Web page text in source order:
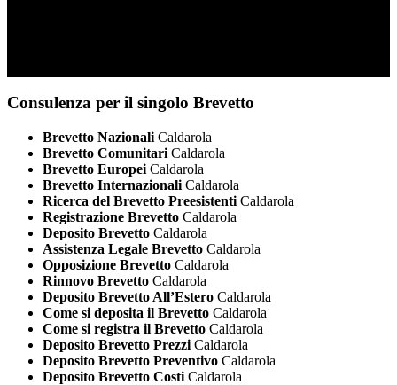
Consulenza per il singolo Brevetto
Brevetto Nazionali Caldarola
Brevetto Comunitari Caldarola
Brevetto Europei Caldarola
Brevetto Internazionali Caldarola
Ricerca del Brevetto Preesistenti Caldarola
Registrazione Brevetto Caldarola
Deposito Brevetto Caldarola
Assistenza Legale Brevetto Caldarola
Opposizione Brevetto Caldarola
Rinnovo Brevetto Caldarola
Deposito Brevetto All’Estero Caldarola
Come si deposita il Brevetto Caldarola
Come si registra il Brevetto Caldarola
Deposito Brevetto Prezzi Caldarola
Deposito Brevetto Preventivo Caldarola
Deposito Brevetto Costi Caldarola